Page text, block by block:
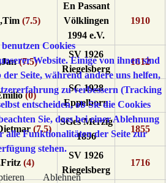
(7.5)
En Passant
Völklingen
1994 e.V.
1910
(7.5)
SV 1926
Riegelsberg
1612
(0)
SC 1928
Eppelborn
(7.5)
SGes Merzig
1896
1855
(4)
SV 1926
Riegelsberg
1716
Cookies
Website. Einige von ihnen sind
Seite, während andere uns helfen,
zu verbessern (Tracking
entscheiden, ob Sie die Cookies
Sie, dass bei einer Ablehnung
alle Funktionalitäten der Seite zur
stehen.
Ablehnen